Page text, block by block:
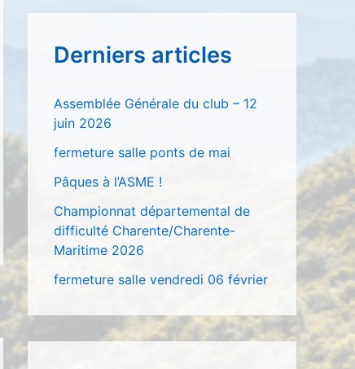
h
r
h
:
Derniers articles
Assemblée Générale du club – 12
juin 2026
fermeture salle ponts de mai
Pâques à l’ASME !
Championnat départemental de
difficulté Charente/Charente-
Maritime 2026
fermeture salle vendredi 06 février